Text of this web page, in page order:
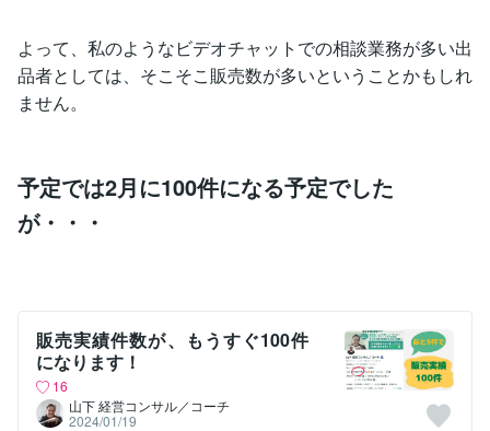
よって、私のようなビデオチャットでの相談業務が多い出
品者としては、そこそこ販売数が多いということかもしれ
ません。
予定では2月に100件になる予定でした
が・・・
販売実績件数が、もうすぐ100件
になります！
16
山下 経営コンサル／コーチ
2024/01/19